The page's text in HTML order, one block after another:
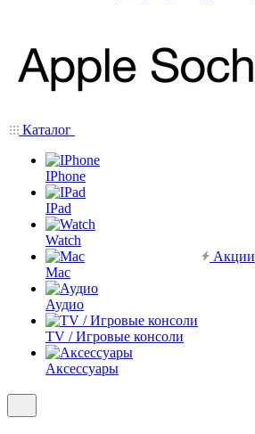
Каталог
IPhone
IPad
Watch
Mac
Аудио
TV / Игровые консоли
Аксессуары
Акции